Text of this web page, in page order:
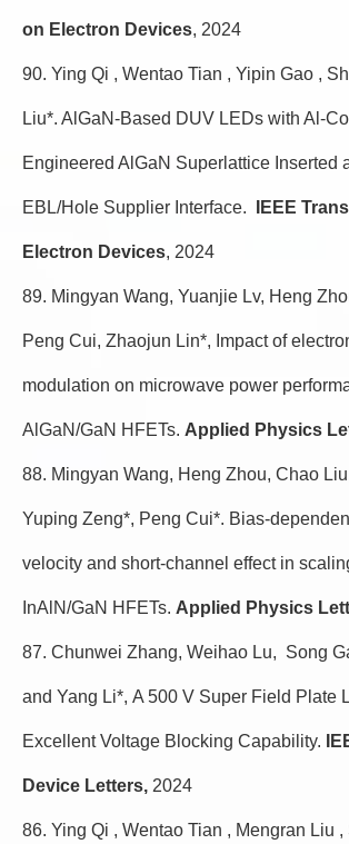
on Electron Devices, 2024
90. Ying Qi , Wentao Tian , Yipin Gao ,
Liu*. AlGaN-Based DUV LEDs with Al-
Engineered AlGaN Superlattice Inserted
EBL/Hole Supplier Interface. IEEE
Electron Devices, 2024
89. Mingyan Wang, Yuanjie Lv, Heng
Peng Cui, Zhaojun Lin*, Impact of
modulation on microwave power
AlGaN/GaN HFETs. Applied Physics
88. Mingyan Wang, Heng Zhou, Chao
Yuping Zeng*, Peng Cui*. Bias-
velocity and short-channel effect in
InAlN/GaN HFETs. Applied Physics
87. Chunwei Zhang, Weihao Lu, Song
and Yang Li*, A 500 V Super Field Plate
Excellent Voltage Blocking Capability.
Device Letters, 2024
86. Ying Qi , Wentao Tian , Mengran Liu